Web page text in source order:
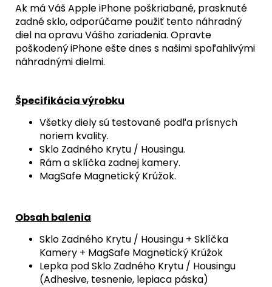
Ak má Váš Apple iPhone poškriabané, prasknuté
zadné sklo, odporúčame použiť tento náhradný
diel na opravu Vášho zariadenia. Opravte
poškodený iPhone ešte dnes s našimi spoľahlivými
náhradnými dielmi.
Špecifikácia výrobku
Všetky diely sú testované podľa prísnych
noriem kvality.
Sklo Zadného Krytu / Housingu.
Rám a sklíčka zadnej kamery.
MagSafe Magnetický Krúžok.
Obsah balenia
Sklo Zadného Krytu / Housingu + Sklíčka
Kamery + MagSafe Magnetický Krúžok
Lepka pod Sklo Zadného Krytu / Housingu
(Adhesive, tesnenie, lepiaca páska)